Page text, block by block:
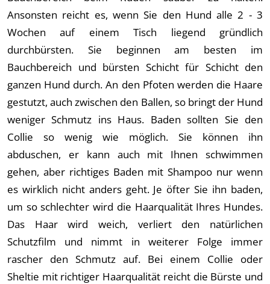
Ansonsten reicht es, wenn Sie den Hund alle 2 - 3
Wochen auf einem Tisch liegend gründlich
durchbürsten. Sie beginnen am besten im
Bauchbereich und bürsten Schicht für Schicht den
ganzen Hund durch. An den Pfoten werden die Haare
gestutzt, auch zwischen den Ballen, so bringt der Hund
weniger Schmutz ins Haus. Baden sollten Sie den
Collie so wenig wie möglich. Sie können ihn
abduschen, er kann auch mit Ihnen schwimmen
gehen, aber richtiges Baden mit Shampoo nur wenn
es wirklich nicht anders geht. Je öfter Sie ihn baden,
um so schlechter wird die Haarqualität Ihres Hundes.
Das Haar wird weich, verliert den natürlichen
Schutzfilm und nimmt in weiterer Folge immer
rascher den Schmutz auf. Bei einem Collie oder
Sheltie mit richtiger Haarqualität reicht die Bürste und